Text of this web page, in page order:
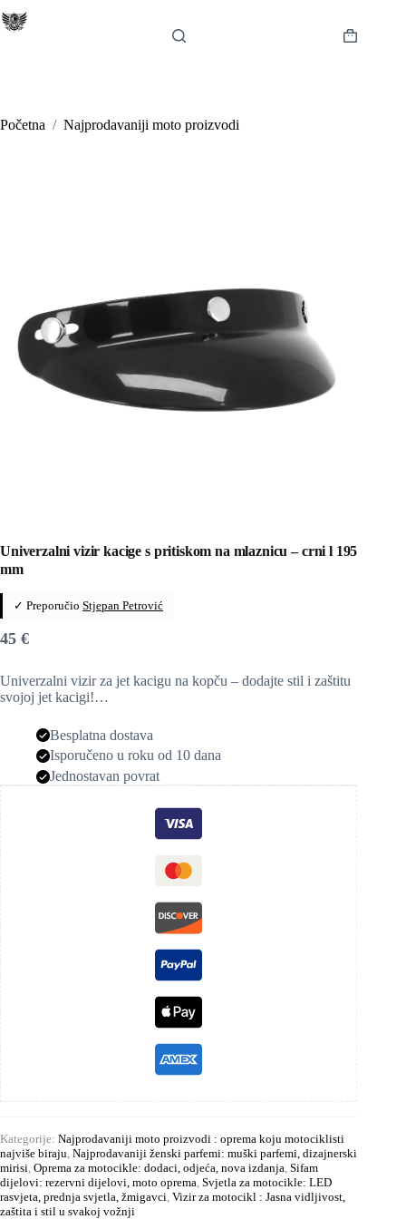
na
Košarica
Početna / Najprodavaniji moto proizvodi
Univerzalni vizir kacige s pritiskom na mlaznicu – crni l 195
mm
✓ Preporučio Stjepan Petrović
45 €
Univerzalni vizir za jet kacigu na kopču – dodajte stil i zaštitu
svojoj jet kacigi!…
Besplatna dostava
Isporučeno u roku od 10 dana
Jednostavan povrat
Kategorije: Najprodavaniji moto proizvodi : oprema koju motociklisti
najviše biraju, Najprodavaniji ženski parfemi: muški parfemi, dizajnerski
mirisi, Oprema za motocikle: dodaci, odjeća, nova izdanja, Sifam
dijelovi: rezervni dijelovi, moto oprema, Svjetla za motocikle: LED
rasvjeta, prednja svjetla, žmigavci, Vizir za motocikl : Jasna vidljivost,
zaštita i stil u svakoj vožnji